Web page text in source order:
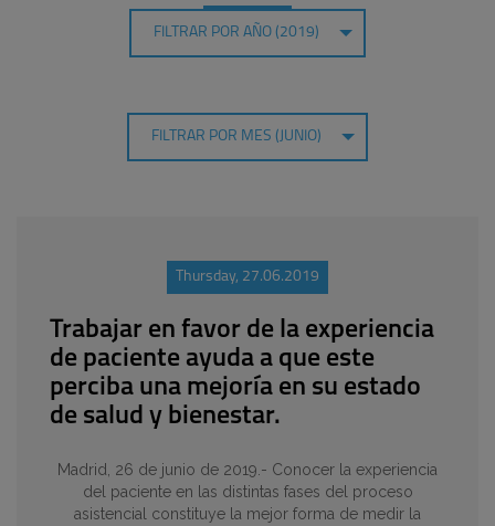
FILTRAR POR AÑO (2019)
FILTRAR POR MES (JUNIO)
Thursday, 27.06.2019
Trabajar en favor de la experiencia
de paciente ayuda a que este
perciba una mejoría en su estado
de salud y bienestar.
Madrid, 26 de junio de 2019.- Conocer la experiencia
del paciente en las distintas fases del proceso
asistencial constituye la mejor forma de medir la